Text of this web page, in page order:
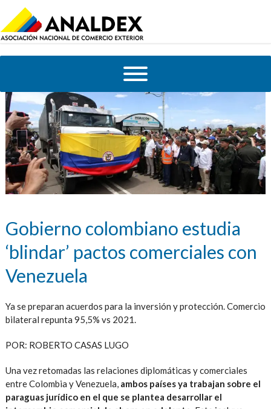
Gobierno colombiano estudia
‘blindar’ pactos comerciales con
Venezuela
Ya se preparan acuerdos para la inversión y protección. Comercio
bilateral repunta 95,5% vs 2021.
POR: ROBERTO CASAS LUGO
Una vez retomadas las relaciones diplomáticas y comerciales
entre Colombia y Venezuela, ambos países ya trabajan sobre el
paraguas jurídico en el que se plantea desarrollar el